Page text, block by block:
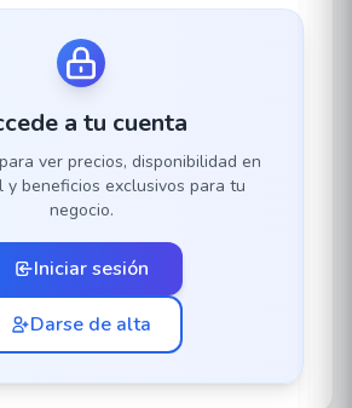
a tu cuenta
ver precios, disponibilidad en
y beneficios exclusivos para tu
negocio.
Iniciar sesión
Darse de alta